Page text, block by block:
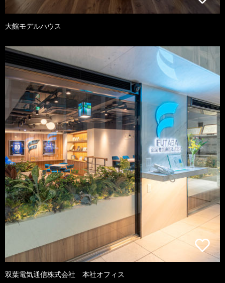
大館モデルハウス
双葉電気通信株式会社 本社オフィス